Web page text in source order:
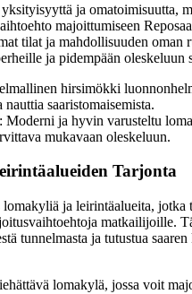
yksityisyyttä ja omatoimisuutta,
majoittumiseen
tilat ja mahdollisuuden oman
ja pidempään oleskeluun
hirsimökki
saaristomaisemista.
Moderni ja hyvin varusteltu
mukavaan oleskeluun.
Tarjonta
lomakyliä ja leirintäalueita, jotka
matkailijoille.
tunnelmasta ja tutustua
lomakylä, jossa voit